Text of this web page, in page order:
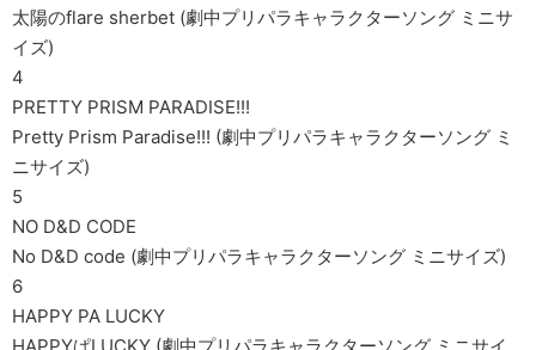
太陽のflare sherbet (劇中プリパラキャラクターソング ミニサ
イズ)
4
PRETTY PRISM PARADISE!!!
Pretty Prism Paradise!!! (劇中プリパラキャラクターソング ミ
ニサイズ)
5
NO D&D CODE
No D&D code (劇中プリパラキャラクターソング ミニサイズ)
6
HAPPY PA LUCKY
HAPPYぱLUCKY (劇中プリパラキャラクターソング ミニサイ